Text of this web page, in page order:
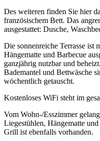
Des weiteren finden Sie hier
französischem Bett. Das
ausgestattet: Dusche,
Die sonnenreiche Terrasse ist
Hängematte und Barbecue
ganzjährig nutzbar und
Bademantel und Bettwäsche
wöchentlich getauscht.
Kostenloses WiFi steht im
Vom Wohn-/Esszimmer
Liegestühlen, Hängematte
Grill ist ebenfalls vorhanden.